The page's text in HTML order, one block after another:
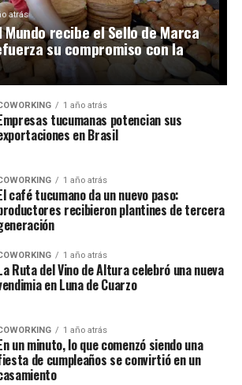
atrás
Mundo recibe el Sello de Marca
su compromiso con la
1 año atrás
tucumanas potencian sus
en Brasil
1 año atrás
café tucumano da un nuevo paso:
recibieron plantines de tercera
1 año atrás
Ruta del Vino de Altura celebró una nueva
en Luna de Cuarzo
1 año atrás
un minuto, lo que comenzó siendo una
de cumpleaños se convirtió en un